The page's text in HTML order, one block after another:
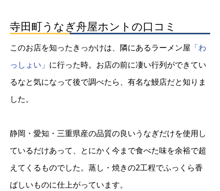
寺田町うなぎ舟屋ホントの口コミ
このお店を知ったきっかけは、隣にあるラーメン屋 「わ
っしょい」 に行った時。お店の前に凄い行列ができてい
るなと気になって後で調べたら、有名な鰻店だと知りま
した。
静岡・愛知・三重県産の品質の良いうなぎだけを使用し
ているだけあって、とにかく今まで食べた味を余裕で超
えてくるものでした。蒸し・焼きの2工程でふっくら香
ばしいものに仕上がっています。